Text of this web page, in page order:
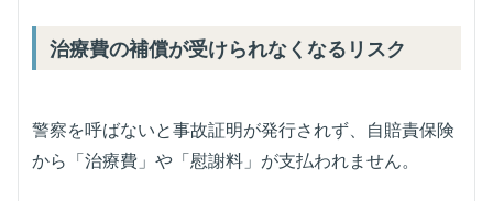
治療費の補償が受けられなくなるリスク
警察を呼ばないと事故証明が発行されず、自賠責保険
から「治療費」や「慰謝料」が支払われません。